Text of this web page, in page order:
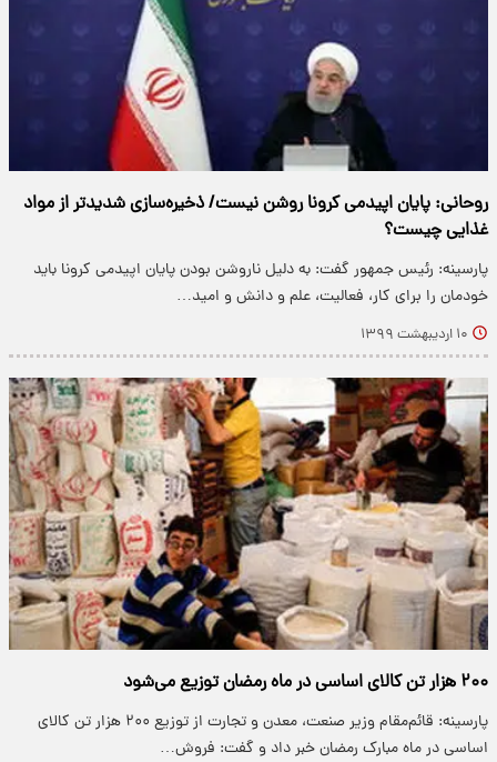
روحانی: پایان اپیدمی کرونا روشن نیست/ ذخیره‌سازی شدیدتر از مواد
غذایی چیست؟
پارسینه: رئیس جمهور گفت: به دلیل ناروشن بودن پایان اپیدمی کرونا باید
خودمان را برای کار، فعالیت، علم و دانش و امید…
۱۰ اردیبهشت ۱۳۹۹
۲۰۰ هزار تن کالای اساسی در ماه رمضان توزیع می‌شود
پارسینه: قائم‌مقام وزیر صنعت، معدن و تجارت از توزیع ۲۰۰ هزار تن کالای
اساسی در ماه مبارک رمضان خبر داد و گفت: فروش…